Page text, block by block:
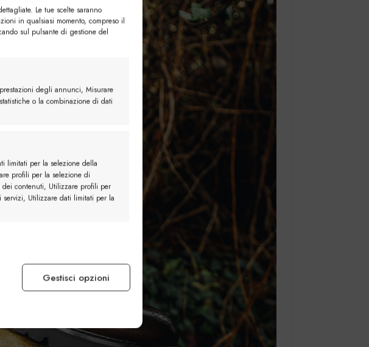
Le tue scelte saranno
in qualsiasi momento, compreso il
sul pulsante di gestione del
degli annunci, Misurare
o la combinazione di dati
limitati per la selezione della
profili per la selezione di
contenuti, Utilizzare profili per
Utilizzare dati limitati per la
automaticamente.
correggere
Gestisci opzioni